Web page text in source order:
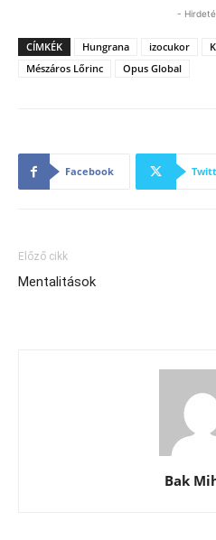
-
CÍMKÉK Hungrana izocukor
Mészáros Lőrinc
Opus Global
Facebook
Előző cikk
Mentalitások
Bak